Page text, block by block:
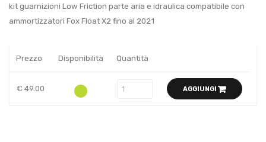
kit guarnizioni Low Friction parte aria e idraulica compatibile con
ammortizzatori Fox Float X2 fino al 2021
Prezzo Disponibilità Quantità
€ 49.00 AGGIUNGI